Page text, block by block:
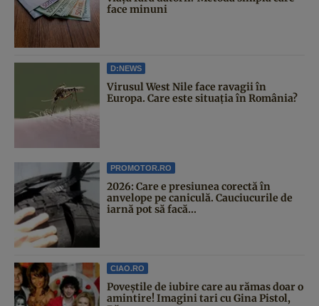
face minuni
D:NEWS
Virusul West Nile face ravagii în
Europa. Care este situația în România?
PROMOTOR.RO
2026: Care e presiunea corectă în
anvelope pe caniculă. Cauciucurile de
iarnă pot să facă...
CIAO.RO
Poveştile de iubire care au rămas doar o
amintire! Imagini tari cu Gina Pistol,